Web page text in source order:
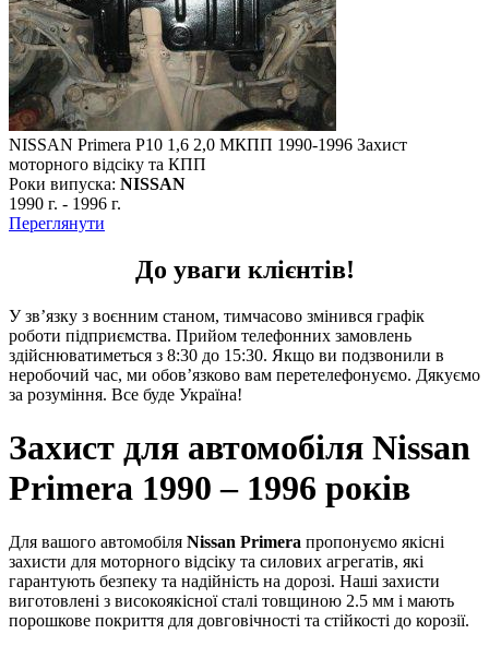
NISSAN Primera P10 1,6 2,0 МКПП 1990-1996 Захист
моторного відсіку та КПП
Роки випуска: NISSAN
1990 г. - 1996 г.
Переглянути
До уваги клієнтів!
У зв’язку з воєнним станом, тимчасово змінився графік
роботи підприємства. Прийом телефонних замовлень
здійснюватиметься з 8:30 до 15:30. Якщо ви подзвонили в
неробочий час, ми обов’язково вам перетелефонуємо. Дякуємо
за розуміння. Все буде Україна!
Захист для автомобіля Nissan
Primera 1990 – 1996 років
Для вашого автомобіля Nissan Primera пропонуємо якісні
захисти для моторного відсіку та силових агрегатів, які
гарантують безпеку та надійність на дорозі. Наші захисти
виготовлені з високоякісної сталі товщиною 2.5 мм і мають
порошкове покриття для довговічності та стійкості до корозії.